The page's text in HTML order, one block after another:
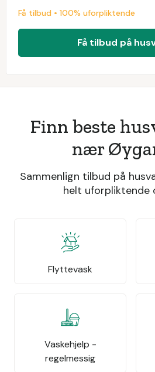
Få tilbud • 100% uforpliktende
Få tilbud på
Finn beste
nær
Sammenlign tilbud på
helt uforpliktende
Flyttevask
Vaskehjelp -
regelmessig